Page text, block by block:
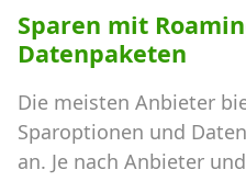
Sparen mit
Datenpaketen
Die meisten Anbieter
Sparoptionen und
an. Je nach Anbieter